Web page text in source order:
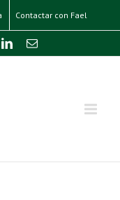
Contactar con Fael